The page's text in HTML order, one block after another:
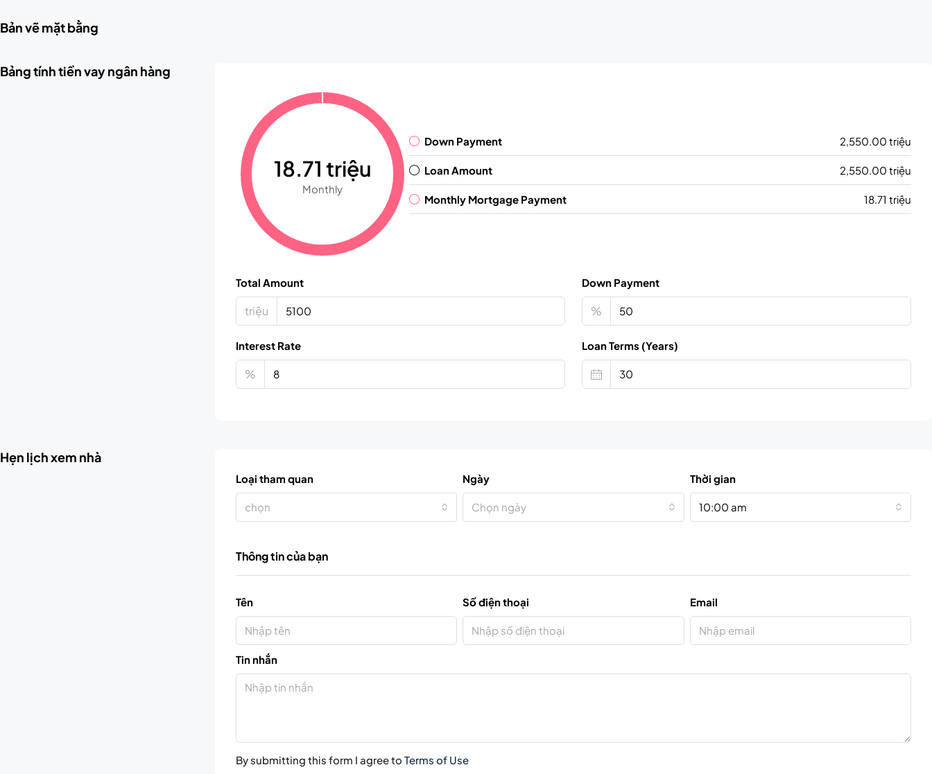
Bản vẽ mặt bằng
Bảng tính tiền vay ngân hàng
18.71 triệu
Monthly
Down Payment 2,550.00 triệu
Loan Amount 2,550.00 triệu
Monthly Mortgage Payment 18.71 triệu
Total Amount
triệu
Down Payment
%
Interest Rate
%
Loan Terms (Years)
Hẹn lịch xem nhà
Loại tham quan
chọn
Ngày
Chọn ngày
Thời gian
10:00 am
Thông tin của bạn
Tên Số điện thoại Email
Tin nhắn
By submitting this form I agree toTerms of Use